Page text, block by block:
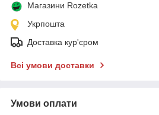
Магазини Rozetka
Укрпошта
Доставка кур'єром
Всі умови доставки
Умови оплати